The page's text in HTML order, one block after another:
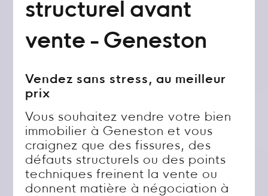
structurel avant
vente - Geneston
Vendez sans stress, au meilleur
prix
Vous souhaitez vendre votre bien
immobilier à Geneston et vous
craignez que des fissures, des
défauts structurels ou des points
techniques freinent la vente ou
donnent matière à négociation à